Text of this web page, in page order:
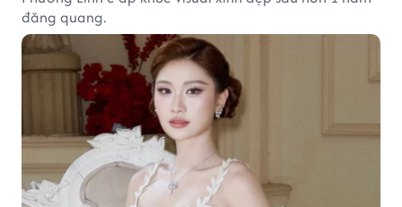
đăng quang.